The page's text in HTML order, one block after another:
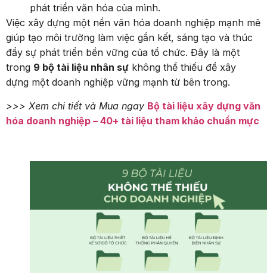
phát triển văn hóa của mình.
Việc xây dựng một nền văn hóa doanh nghiệp mạnh mẽ
giúp tạo môi trường làm việc gắn kết, sáng tạo và thúc
đẩy sự phát triển bền vững của tổ chức. Đây là một
trong 9 bộ tài liệu nhân sự không thể thiếu để xây
dựng một doanh nghiệp vững mạnh từ bên trong.
>>> Xem chi tiết và Mua ngay Bộ tài liệu xây dựng văn
hóa doanh nghiệp – 40+ tài liệu tham khảo chuẩn mực